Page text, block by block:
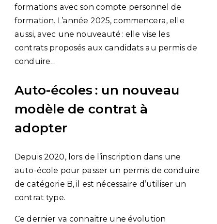
formations avec son compte personnel de
formation. L’année 2025, commencera, elle
aussi, avec une nouveauté : elle vise les
contrats proposés aux candidats au permis de
conduire…
Auto-écoles : un nouveau
modèle de contrat à
adopter
Depuis 2020, lors de l’inscription dans une
auto-école pour passer un permis de conduire
de catégorie B, il est nécessaire d’utiliser un
contrat type.
Ce dernier va connaitre une évolution